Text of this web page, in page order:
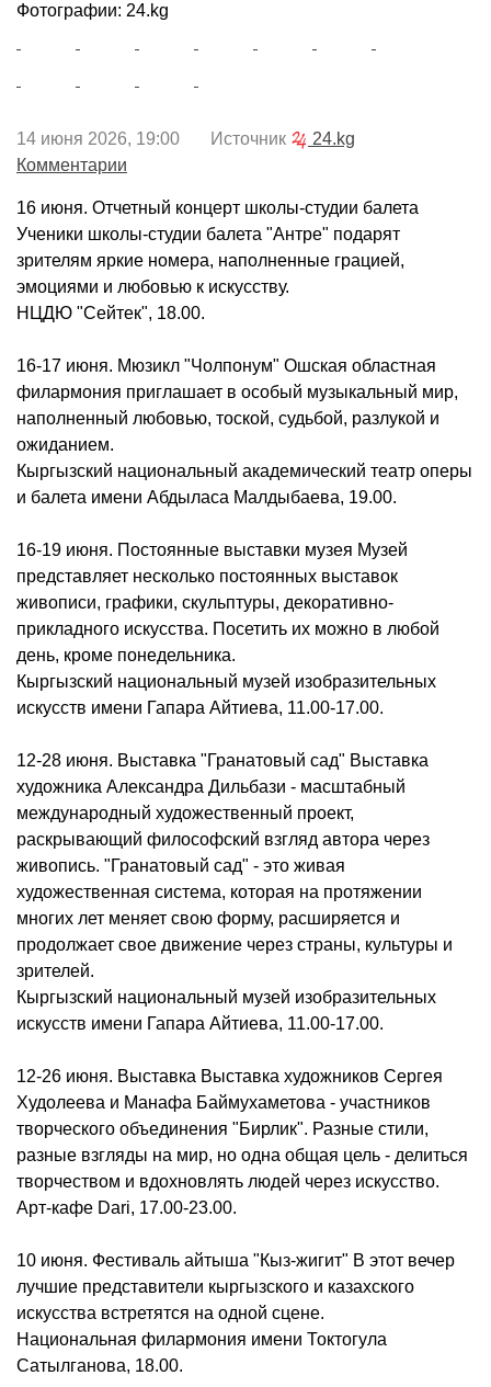
Фотографии: 24.kg
14 июня 2026, 19:00 Источник
24.kg
Комментарии
16 июня. Отчетный концерт школы-студии балета
Ученики школы-студии балета "Антре" подарят
зрителям яркие номера, наполненные грацией,
эмоциями и любовью к искусству.
НЦДЮ "Сейтек", 18.00.
16-17 июня. Мюзикл "Чолпонум" Ошская областная
филармония приглашает в особый музыкальный мир,
наполненный любовью, тоской, судьбой, разлукой и
ожиданием.
Кыргызский национальный академический театр оперы
и балета имени Абдыласа Малдыбаева, 19.00.
16-19 июня. Постоянные выставки музея Музей
представляет несколько постоянных выставок
живописи, графики, скульптуры, декоративно-
прикладного искусства. Посетить их можно в любой
день, кроме понедельника.
Кыргызский национальный музей изобразительных
искусств имени Гапара Айтиева, 11.00-17.00.
12-28 июня. Выставка "Гранатовый сад" Выставка
художника Александра Дильбази - масштабный
международный художественный проект,
раскрывающий философский взгляд автора через
живопись. "Гранатовый сад" - это живая
художественная система, которая на протяжении
многих лет меняет свою форму, расширяется и
продолжает свое движение через страны, культуры и
зрителей.
Кыргызский национальный музей изобразительных
искусств имени Гапара Айтиева, 11.00-17.00.
12-26 июня. Выставка Выставка художников Сергея
Худолеева и Манафа Баймухаметова - участников
творческого объединения "Бирлик". Разные стили,
разные взгляды на мир, но одна общая цель - делиться
творчеством и вдохновлять людей через искусство.
Арт-кафе Dari, 17.00-23.00.
10 июня. Фестиваль айтыша "Кыз-жигит" В этот вечер
лучшие представители кыргызского и казахского
искусства встретятся на одной сцене.
Национальная филармония имени Токтогула
Сатылганова, 18.00.